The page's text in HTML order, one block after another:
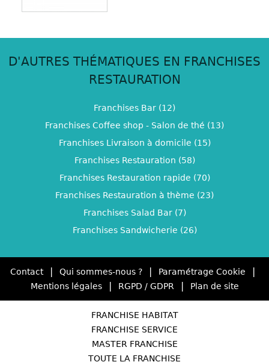
D'AUTRES THÉMATIQUES EN FRANCHISES
RESTAURATION
Franchises Bar (12)
Franchises Coffee shop - Salon de thé (13)
Franchises Livraison à domicile (15)
Franchises Restauration (58)
Franchises Restauration rapide (70)
Franchises Restauration à thème (23)
Franchises Salad Bar (7)
Franchises Sandwicherie (26)
Contact Qui sommes-nous ? Paramétrage Cookie
Mentions légales RGPD / GDPR Plan de site
FRANCHISE HABITAT
FRANCHISE SERVICE
MASTER FRANCHISE
TOUTE LA FRANCHISE